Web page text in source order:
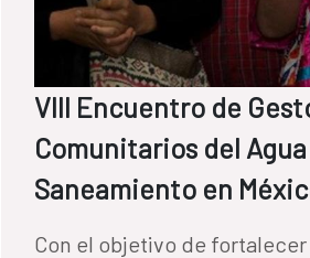
VIII Encuentro de
Comunitarios del
Saneamiento en
Con el objetivo de